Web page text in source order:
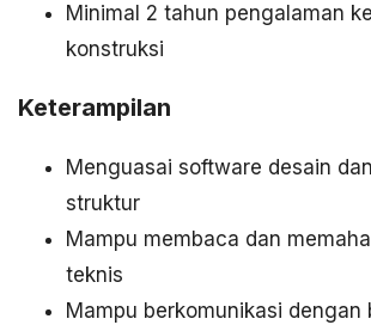
Minimal 2 tahun pengalaman
konstruksi
Keterampilan
Menguasai software desain
struktur
Mampu membaca dan
teknis
Mampu berkomunikasi dengan